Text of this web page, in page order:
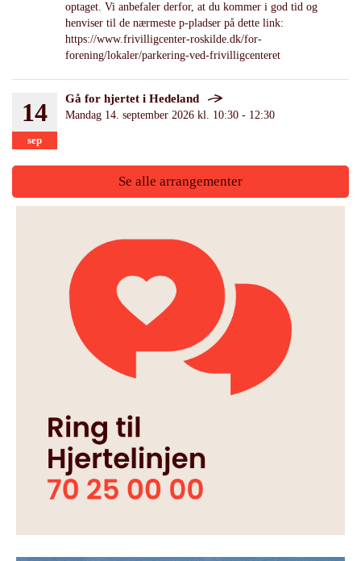
optaget. Vi anbefaler derfor, at du kommer i god tid og
henviser til de nærmeste p-pladser på dette link:
https://www.frivilligcenter-roskilde.dk/for-
forening/lokaler/parkering-ved-frivilligcenteret
14
sep
Gå for hjertet i Hedeland
Mandag 14. september 2026 kl. 10:30 - 12:30
Se alle arrangementer